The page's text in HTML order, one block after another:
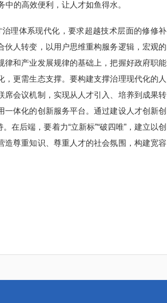
的高效便利，让人才如鱼得水。
理体系现代化，要求超越技术层面的修修补
人转变，以用户思维重构服务逻辑，宏观的
和产业发展规律的基础上，把握好政府职能
更需生态支撑。要构建支撑治理现代化的人
会议机制，实现从人才引入、培养到成果转
体化的创新服务平台。通过建设人才创新创
在后端，要着力“立新标”“破四唯”，建立以创
尊重知识、尊重人才的社会氛围，构建宽容